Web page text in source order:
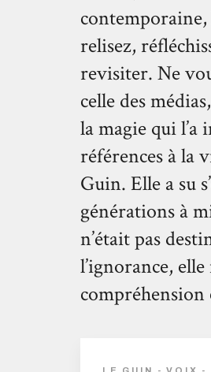
contemporaine,
relisez,
revisiter. Ne
celle des
la magie qui
références à la
Guin. Elle a su
générations à
n’était pas
l’ignorance,
LE GUIN - VOIX -